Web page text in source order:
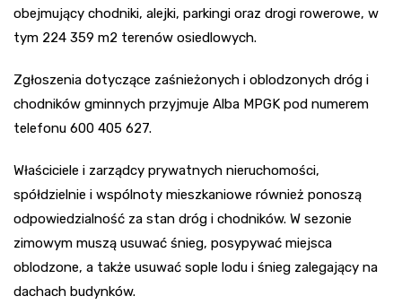
obejmujący chodniki, alejki, parkingi oraz drogi rowerowe, w
tym 224 359 m2 terenów osiedlowych.
Zgłoszenia dotyczące zaśnieżonych i oblodzonych dróg i
chodników gminnych przyjmuje Alba MPGK pod numerem
telefonu 600 405 627.
Właściciele i zarządcy prywatnych nieruchomości,
spółdzielnie i wspólnoty mieszkaniowe również ponoszą
odpowiedzialność za stan dróg i chodników. W sezonie
zimowym muszą usuwać śnieg, posypywać miejsca
oblodzone, a także usuwać sople lodu i śnieg zalegający na
dachach budynków.